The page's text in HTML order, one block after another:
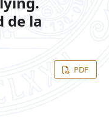
de la
PDF